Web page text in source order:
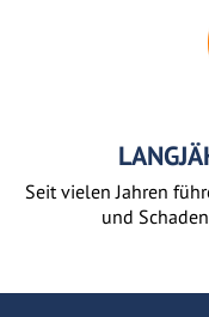
Seit vielen Jahren
und